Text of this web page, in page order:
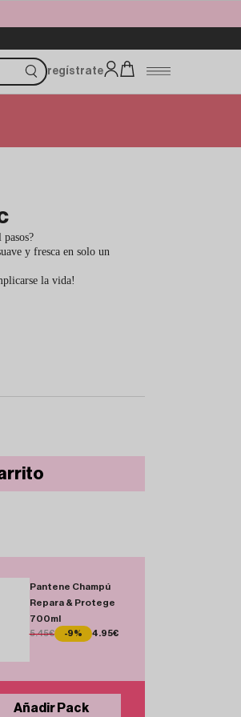
regístrate
y fresca en solo un
la vida!
Pantene Champú
Repara & Protege
700ml
5.45€ -9% 4.95€
Añadir Pack